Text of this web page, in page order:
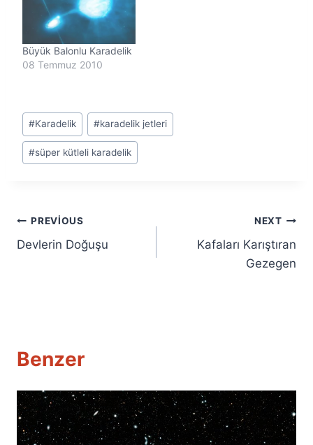
Büyük Balonlu Karadelik
08 Temmuz 2010
Post
Tags:
#Karadelik #karadelik jetleri
#süper kütleli karadelik
Yazı
gezinmesi
PREVIOUS
Devlerin Doğuşu
NEXT
Kafaları Karıştıran
Gezegen
Benzer